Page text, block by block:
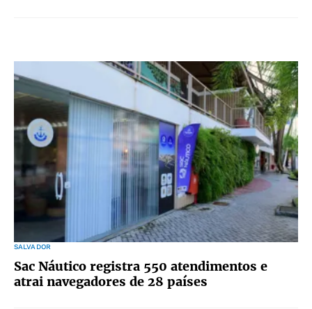
SALVADOR
Sac Náutico registra 550 atendimentos e
atrai navegadores de 28 países